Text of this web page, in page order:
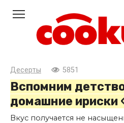
контенту
Десерты 5851
Вспомним
домашние ириски
Вкус получается не